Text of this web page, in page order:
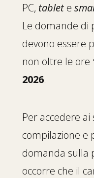
PC, tablete
Le domande di
devono essere
non oltre le ore
2026.
Per accedere ai
compilazione e
domanda sulla
occorre che il